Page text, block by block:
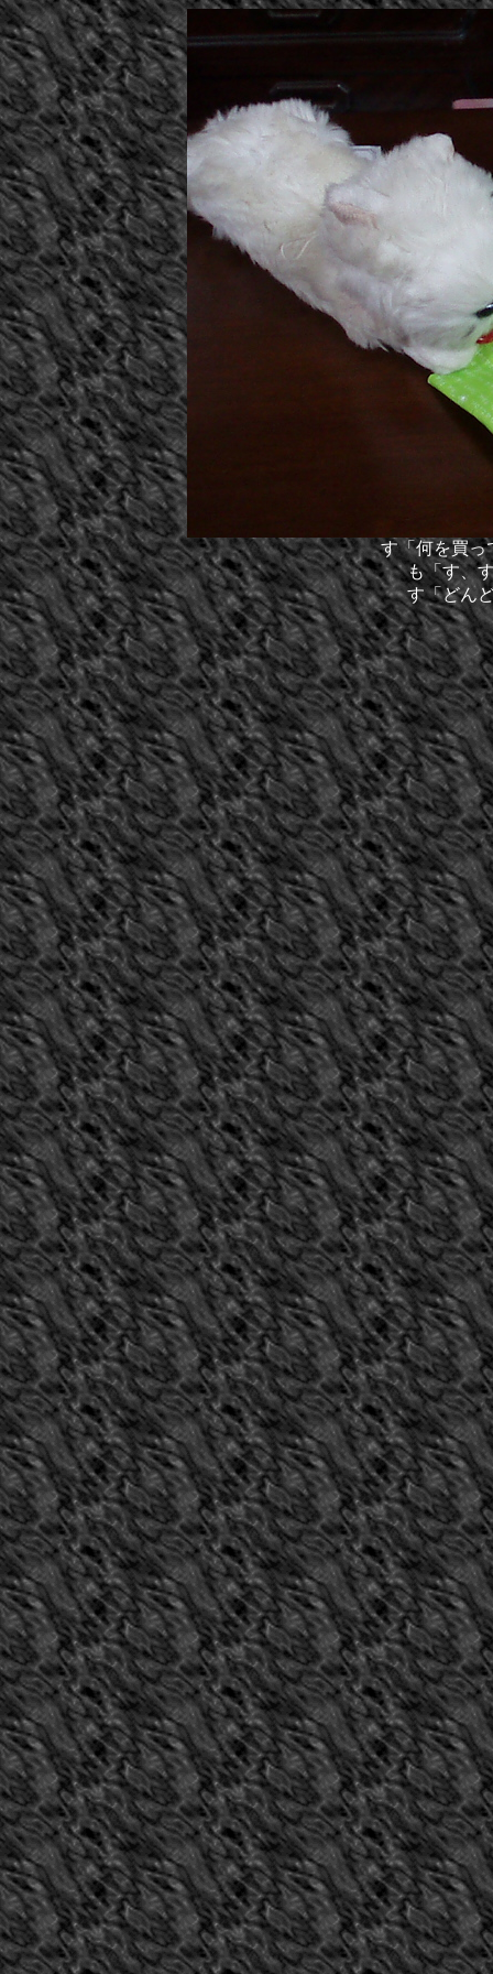
す「何を買っ
も「す、
す「どん